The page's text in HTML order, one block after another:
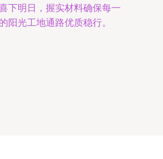
下明日，握实材料确保每一
光工地通路优质稳行。